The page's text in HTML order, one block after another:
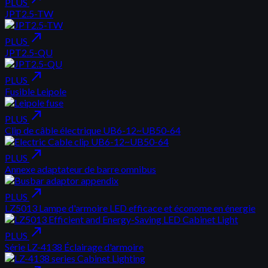
JPT2.5-TW
PLUS north_east
JPT2.5-QU
PLUS north_east
Fusible Leipole
PLUS north_east
Clip de câble électrique UB6-12~UB50-64
PLUS north_east
Annexe adaptateur de barre omnibus
PLUS north_east
LZ5013 Lampe d'armoire LED efficace et économe en énergie
PLUS north_east
Série LZ-4138 Éclairage d'armoire